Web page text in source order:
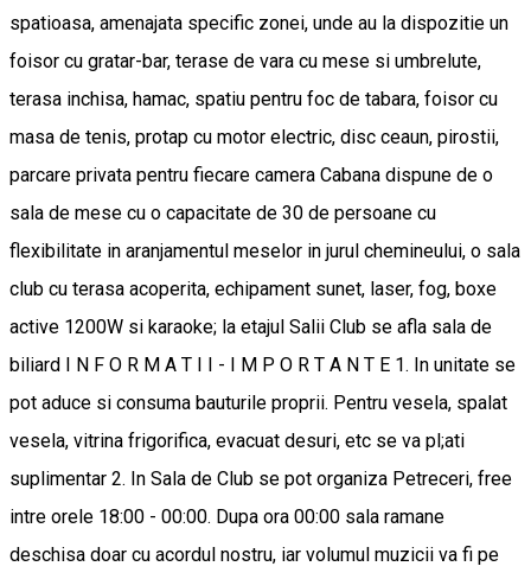
spatioasa, amenajata specific zonei, unde au la dispozitie un
foisor cu gratar-bar, terase de vara cu mese si umbrelute,
terasa inchisa, hamac, spatiu pentru foc de tabara, foisor cu
masa de tenis, protap cu motor electric, disc ceaun, pirostii,
parcare privata pentru fiecare camera Cabana dispune de o
sala de mese cu o capacitate de 30 de persoane cu
flexibilitate in aranjamentul meselor in jurul chemineului, o sala
club cu terasa acoperita, echipament sunet, laser, fog, boxe
active 1200W si karaoke; la etajul Salii Club se afla sala de
biliard I N F O R M A T I I - I M P O R T A N T E 1. In unitate se
pot aduce si consuma bauturile proprii. Pentru vesela, spalat
vesela, vitrina frigorifica, evacuat desuri, etc se va pl;ati
suplimentar 2. In Sala de Club se pot organiza Petreceri, free
intre orele 18:00 - 00:00. Dupa ora 00:00 sala ramane
deschisa doar cu acordul nostru, iar volumul muzicii va fi pe